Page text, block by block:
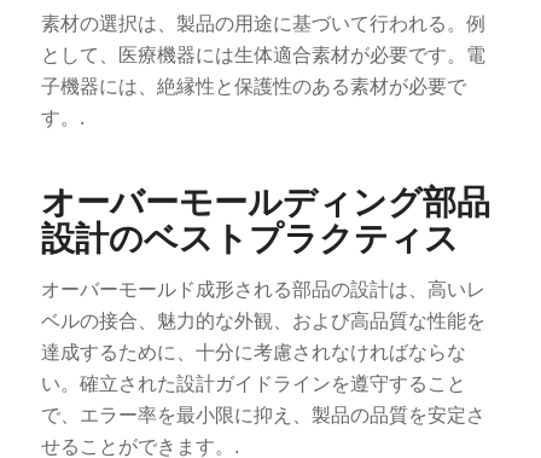
素材の選択は、製品の用途に基づいて行われる。例
として、医療機器には生体適合素材が必要です。電
子機器には、絶縁性と保護性のある素材が必要で
す。.
オーバーモールディング部品
設計のベストプラクティス
オーバーモールド成形される部品の設計は、高いレ
ベルの接合、魅力的な外観、および高品質な性能を
達成するために、十分に考慮されなければならな
い。確立された設計ガイドラインを遵守すること
で、エラー率を最小限に抑え、製品の品質を安定さ
せることができます。.